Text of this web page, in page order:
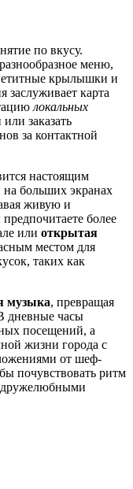
по вкусу.
меню,
крылышки и
карта
локальных
заказать
за контактной
настоящим
больших экранах
живую и
более
или открытая
местом для
таких как
музыка, превращая
дневные часы
посещений, а
жизни города с
от шеф-
почувствовать ритм
дружелюбными